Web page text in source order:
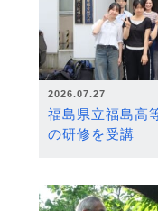
2026.07.27
福島県立福島高
の研修を受講